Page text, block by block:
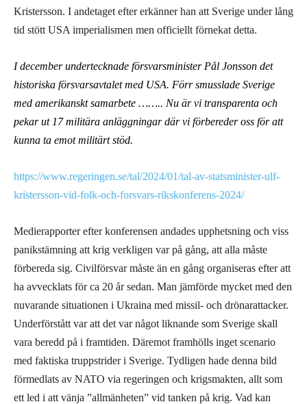
Kristersson. I andetaget efter erkänner han att Sverige under lång
tid stött USA imperialismen men officiellt förnekat detta.
I december undertecknade försvarsminister Pål Jonsson det
historiska försvarsavtalet med USA. Förr smusslade Sverige
med amerikanskt samarbete …….. Nu är vi transparenta och
pekar ut 17 militära anläggningar där vi förbereder oss för att
kunna ta emot militärt stöd.
https://www.regeringen.se/tal/2024/01/tal-av-statsminister-ulf-
kristersson-vid-folk-och-forsvars-rikskonferens-2024/
Medierapporter efter konferensen andades upphetsning och viss
panikstämning att krig verkligen var på gång, att alla måste
förbereda sig. Civilförsvar måste än en gång organiseras efter att
ha avvecklats för ca 20 år sedan. Man jämförde mycket med den
nuvarande situationen i Ukraina med missil- och drönarattacker.
Underförstått var att det var något liknande som Sverige skall
vara beredd på i framtiden. Däremot framhölls inget scenario
med faktiska truppstrider i Sverige. Tydligen hade denna bild
förmedlats av NATO via regeringen och krigsmakten, allt som
ett led i att vänja ”allmänheten” vid tanken på krig. Vad kan